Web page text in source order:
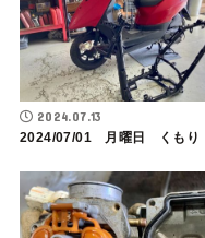
2024.07.13
2024/07/01 月曜日 くもり